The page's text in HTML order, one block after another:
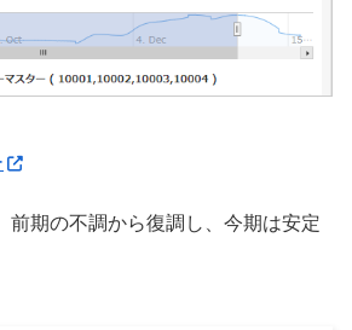
前期の不調から復調し、今期は安定